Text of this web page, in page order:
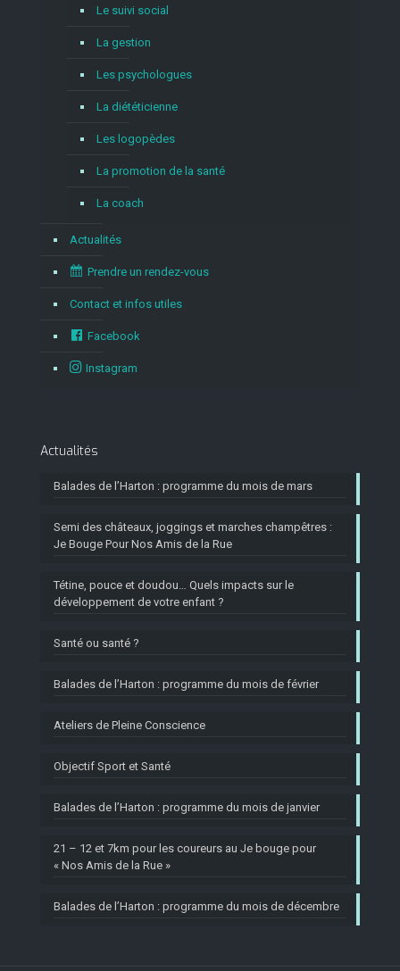
Le suivi social
La gestion
Les psychologues
La diététicienne
Les logopèdes
La promotion de la santé
La coach
Actualités
Prendre un rendez-vous
Contact et infos utiles
Facebook
Instagram
Actualités
Balades de l’Harton : programme du mois de mars
Semi des châteaux, joggings et marches champêtres :
Je Bouge Pour Nos Amis de la Rue
Tétine, pouce et doudou… Quels impacts sur le
développement de votre enfant ?
Santé ou santé ?
Balades de l’Harton : programme du mois de février
Ateliers de Pleine Conscience
Objectif Sport et Santé
Balades de l’Harton : programme du mois de janvier
21 – 12 et 7km pour les coureurs au Je bouge pour
« Nos Amis de la Rue »
Balades de l’Harton : programme du mois de décembre